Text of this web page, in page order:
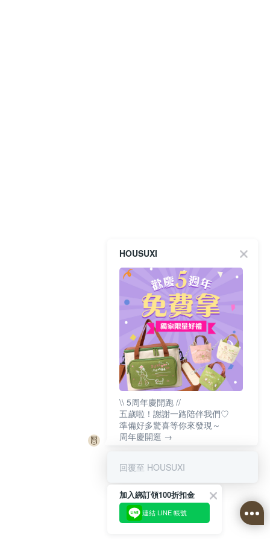
HOUSUXI
\\ 5周年慶開跑 //
五歲啦！謝謝一路陪伴我們♡
準備好多驚喜等你來發現～
周年慶開逛 →
回覆至 HOUSUXI
加入綁訂領100折扣金
連結 LINE 帳號